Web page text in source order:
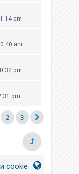
am
am
pm
pm
2 3
cookie